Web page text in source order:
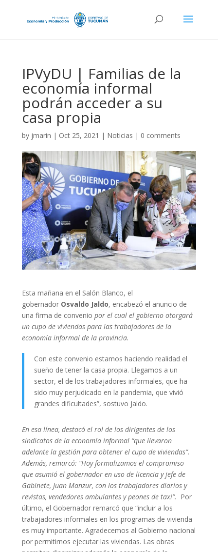
IPVyDU | Familias de la
economía informal
podrán acceder a su
casa propia
by jmarin | Oct 25, 2021 | Noticias | 0 comments
Esta mañana en el Salón Blanco, el
gobernadorOsvaldo Jaldo, encabezó el anuncio de
una firma de convenio por el cual el gobierno otorgará
un cupo de viviendas para las trabajadores de la
economía informal de la provincia.
Con este convenio estamos haciendo realidad el
sueño de tener la casa propia. Llegamos a un
sector, el de los trabajadores informales, que ha
sido muy perjudicado en la pandemia, que vivió
grandes dificultades”, sostuvo Jaldo.
En esa línea, destacó el rol de los dirigentes de los
sindicatos de la economía informal “que llevaron
adelante la gestión para obtener el cupo de viviendas”.
Además, remarcó: “Hoy formalizamos el compromiso
que asumió el gobernador en uso de licencia y jefe de
Gabinete, Juan Manzur, con los trabajadores diarios y
revistas, vendedores ambulantes y peones de taxi”. Por
último, el Gobernador remarcó que “incluir a los
trabajadores informales en los programas de vivienda
es muy importante. Agradecemos al Gobierno nacional
por permitirnos ejecutar las viviendas. Las obras